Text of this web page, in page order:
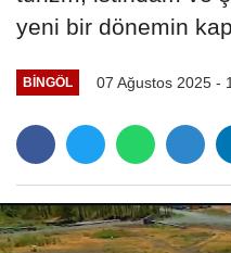
yeni bir dönemin
BINGÖL 07 Ağustos 2025 -